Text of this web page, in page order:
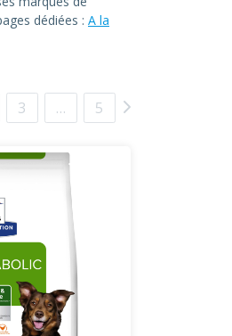
dédiées : A la
3 … 5